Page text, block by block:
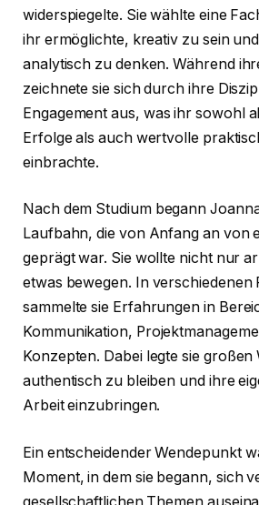
widerspiegelte. Sie wählte eine
ihr ermöglichte, kreativ zu sein
analytisch zu denken. Während
zeichnete sie sich durch ihre
Engagement aus, was ihr sowohl
Erfolge als auch wertvolle
einbrachte.
Nach dem Studium begann
Laufbahn, die von Anfang an von
geprägt war. Sie wollte nicht nur
etwas bewegen. In verschiedenen
sammelte sie Erfahrungen in
Kommunikation,
Konzepten. Dabei legte sie
authentisch zu bleiben und ihre
Arbeit einzubringen.
Ein entscheidender Wendepunkt
Moment, in dem sie begann, sich